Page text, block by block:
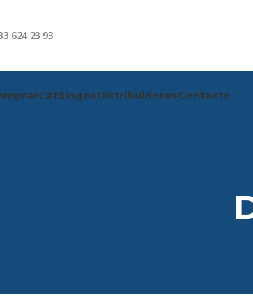
624 23 93
CatálogosDistribuidoresContacto